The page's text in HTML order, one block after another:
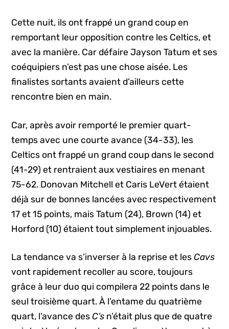
Cette nuit, ils ont frappé un grand coup en
remportant leur opposition contre les Celtics, et
avec la manière. Car défaire Jayson Tatum et ses
coéquipiers n’est pas une chose aisée. Les
finalistes sortants avaient d’ailleurs cette
rencontre bien en main.
Car, après avoir remporté le premier quart-
temps avec une courte avance (34-33), les
Celtics ont frappé un grand coup dans le second
(41-29) et rentraient aux vestiaires en menant
75-62. Donovan Mitchell et Caris LeVert étaient
déjà sur de bonnes lancées avec respectivement
17 et 15 points, mais Tatum (24), Brown (14) et
Horford (10) étaient tout simplement injouables.
La tendance va s’inverser à la reprise et lesCavs
vont rapidement recoller au score, toujours
grâce à leur duo qui compilera 22 points dans le
seul troisième quart. À l’entame du quatrième
quart, l’avance desC’s n’était plus que de quatre